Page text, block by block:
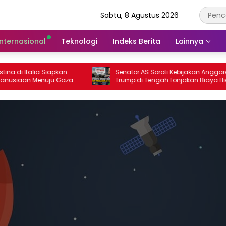
Sabtu, 8 Agustus 2026
Teknologi Indeks Berita Lainnya
Siapkan
Menuju Gaza
Senator AS Soroti Kebijakan Anggaran
Trump di Tengah Lonjakan Biaya Hidup